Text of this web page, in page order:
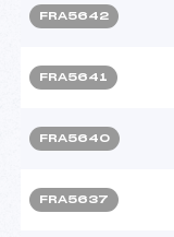
FRA5642
FRA5641
FRA5640
FRA5637